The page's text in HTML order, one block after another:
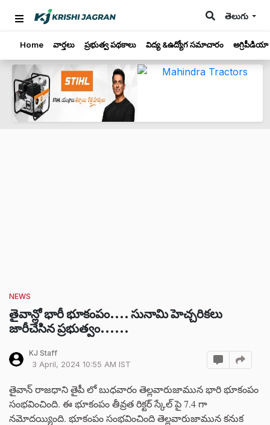
తెలుగు
Home వార్తలు ప్రభుత్వ పథకాలు విద్య &ఉద్యోగ సమాచారం అగ్రిపీడియా
NEWS
తైవాన్లో భారీ భూకంపం.... సునామి హెచ్చరికలు
జారీచేసిన ప్రభుత్వం......
KJ Staff
3 April, 2024 10:55 AM IST
తైవాన్ రాజధాని తైపీ లో బుధవారం తెల్లవారుజామున భారి భూకంపం
సంభవించింది. ఈ భూకంపం తీవ్రత రిక్టర్ స్కేల్ పై 7.4 గా
నమోదయ్యింది. భూకంపం సంభవించింది తెల్లవారుజామున కనుక